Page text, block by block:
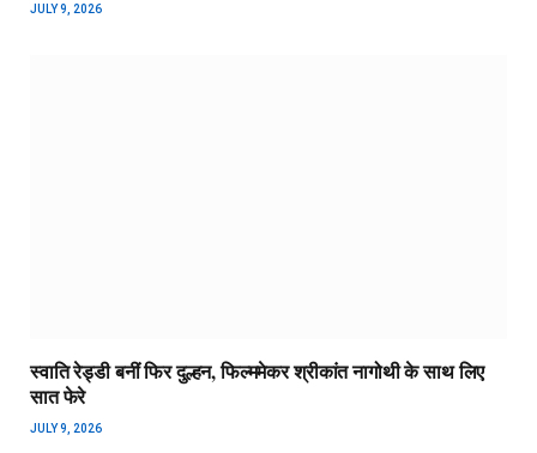
JULY 9, 2026
स्वाति रेड्डी बनीं फिर दुल्हन, फिल्ममेकर श्रीकांत नागोथी के साथ लिए
सात फेरे
JULY 9, 2026